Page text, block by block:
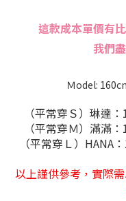
這款成本單價有
我們
Ｍodel:
（平常穿Ｓ）琳達
（平常穿Ｍ）滿滿
（平常穿Ｌ）
以上謹供參考， 實際